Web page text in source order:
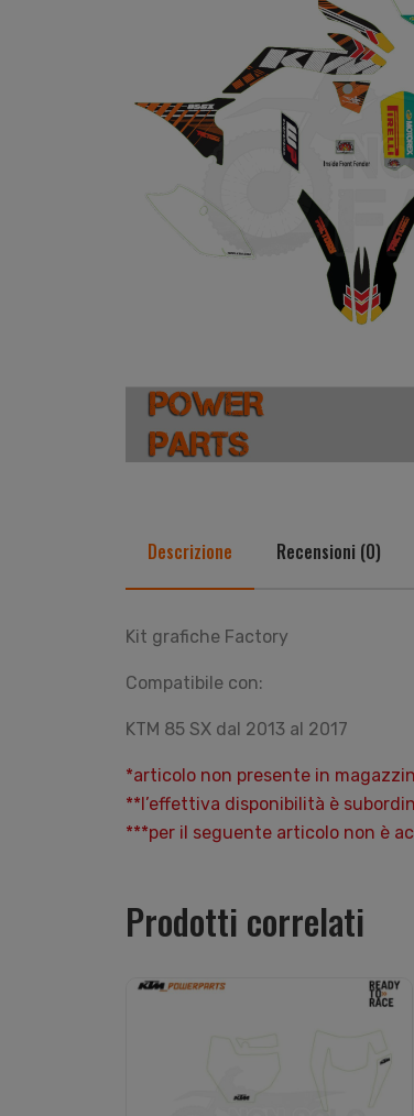
Descrizione Recensioni (0)
Kit grafiche Factory
Compatibile con:
KTM 85 SX dal 2013 al 2017
*articolo non presente in
**l’effettiva disponibilità è
***per il seguente articolo non è
Prodotti correlati